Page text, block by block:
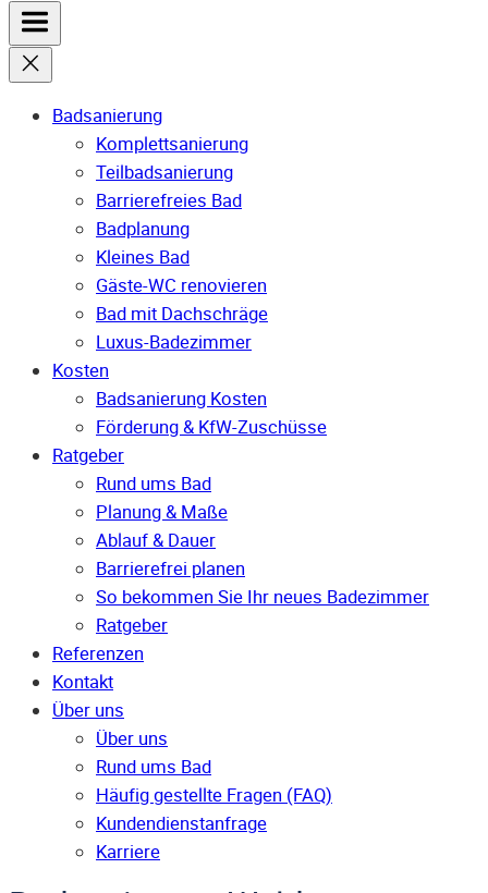
Badsanierung
Komplettsanierung
Teilbadsanierung
Barrierefreies Bad
Badplanung
Kleines Bad
Gäste-WC renovieren
Bad mit Dachschräge
Luxus-Badezimmer
Kosten
Badsanierung Kosten
Förderung & KfW-Zuschüsse
Ratgeber
Rund ums Bad
Planung & Maße
Ablauf & Dauer
Barrierefrei planen
So bekommen Sie Ihr neues Badezimmer
Ratgeber
Referenzen
Kontakt
Über uns
Über uns
Rund ums Bad
Häufig gestellte Fragen (FAQ)
Kunden­dienst­anfrage
Karriere